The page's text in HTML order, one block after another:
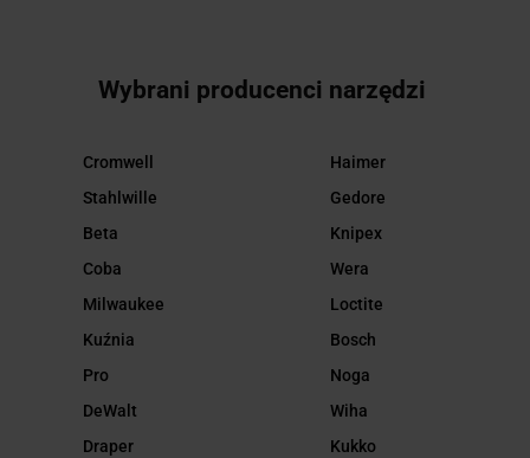
Wybrani producenci narzędzi
Cromwell
Stahlwille
Beta
Coba
Milwaukee
Kuźnia
Pro
DeWalt
Draper
Haimer
Gedore
Knipex
Wera
Loctite
Bosch
Noga
Wiha
Kukko